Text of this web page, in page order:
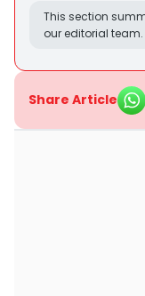
This section
our editorial team.
Share Article